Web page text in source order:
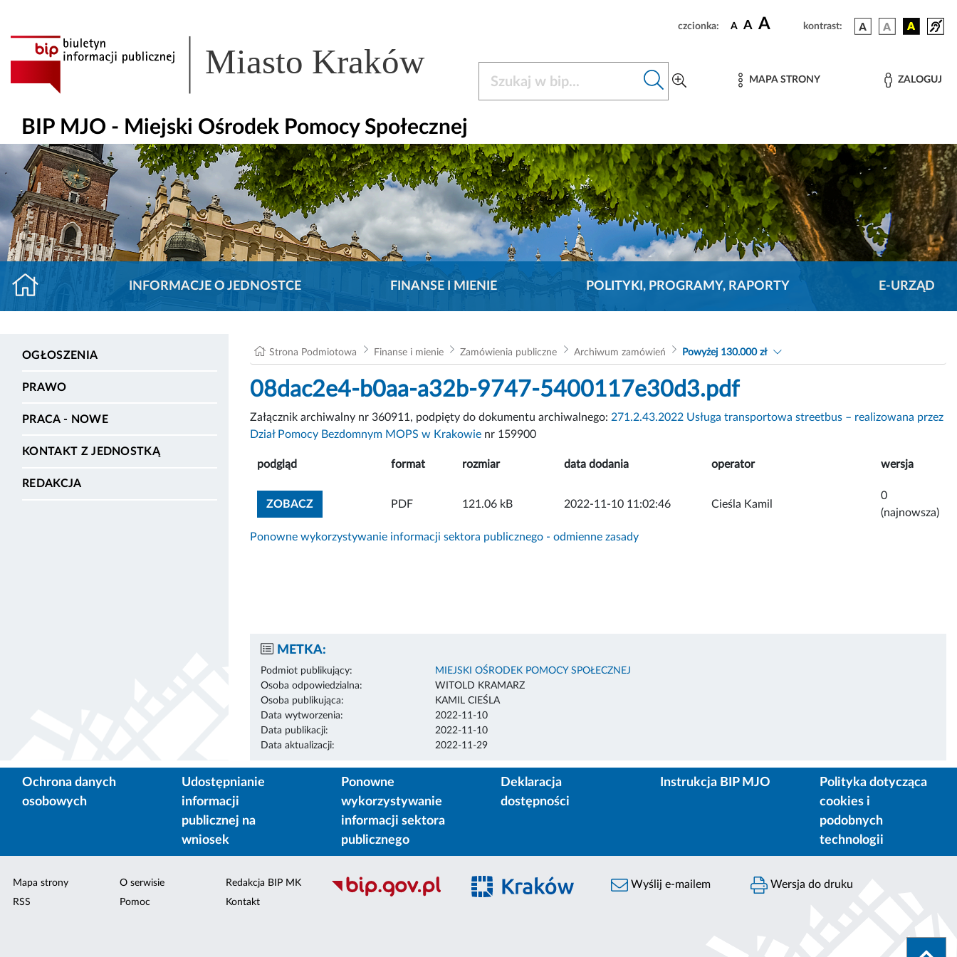
czcionka: A A A kontrast:
Miasto Kraków MAPA STRONY ZALOGUJ
BIP MJO - Miejski Ośrodek Pomocy Społecznej
INFORMACJE O JEDNOSTCE FINANSE I MIENIE POLITYKI, PROGRAMY, RAPORTY E-URZĄD
OGŁOSZENIA
PRAWO
PRACA - NOWE
KONTAKT Z JEDNOSTKĄ
REDAKCJA
Strona Podmiotowa Finanse i mienie Zamówienia publiczne Archiwum zamówień Powyżej 130.000 zł
08dac2e4-b0aa-a32b-9747-5400117e30d3.pdf
Załącznik archiwalny nr 360911, podpięty do dokumentu archiwalnego: 271.2.43.2022 Usługa transportowa streetbus – realizowana przez
Dział Pomocy Bezdomnym MOPS w Krakowie nr 159900
podgląd format rozmiar data dodania operator wersja
ZOBACZZOBACZ ZAŁĄCZNIK
PDF 121.06 kB 2022-11-10 11:02:46 Cieśla Kamil
0
(najnowsza)
Ponowne wykorzystywanie informacji sektora publicznego - odmienne zasady
METKA:
Podmiot publikujący:
MIEJSKI OŚRODEK POMOCY SPOŁECZNEJ
Osoba odpowiedzialna:
WITOLD KRAMARZ
Osoba publikująca:
KAMIL CIEŚLA
Data wytworzenia:
2022-11-10
Data publikacji:
2022-11-10
Data aktualizacji:
2022-11-29
Ochrona danych
osobowych
Udostępnianie
informacji
publicznej na
wniosek
Ponowne
wykorzystywanie
informacji sektora
publicznego
Deklaracja
dostępności
Instrukcja BIP MJO
Polityka dotycząca
cookies i
podobnych
technologii
Mapa strony
RSS
O serwisie
Pomoc
Redakcja BIP MK
Kontakt
Wyślij e-mailem Wersja do druku